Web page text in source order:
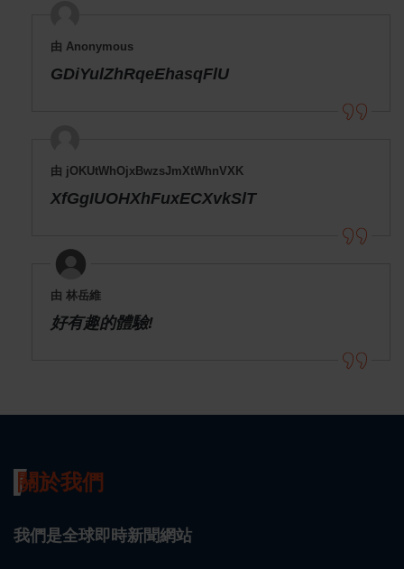
由 Anonymous
GDiYulZhRqeEhasqFlU
由 jOKUtWhOjxBwzsJmXtWhnVXK
XfGgIUOHXhFuxECXvkSlT
由 林岳維
好有趣的體驗!
關於我們
我們是全球即時新聞網站